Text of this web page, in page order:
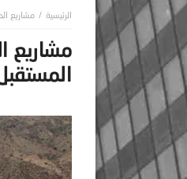
مشاريع
مشاريع